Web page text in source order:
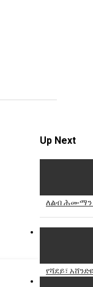
Up Next
ለልብ ሕሙማን
የሻደይ፣
Report